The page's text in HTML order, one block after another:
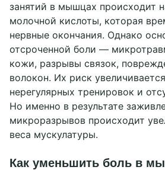
занятий в мышцах происходит
молочной кислоты, которая
нервные окончания. Однако
отсроченной боли —
кожи, разрывы связок,
волокон. Их риск
нерегулярных тренировок и
Но именно в результате
микроразрывов происходит
веса мускулатуры.
Как уменьшить боль в